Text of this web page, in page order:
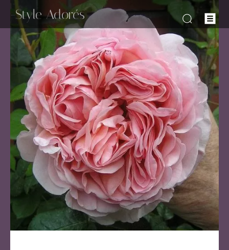
-Style Adorés